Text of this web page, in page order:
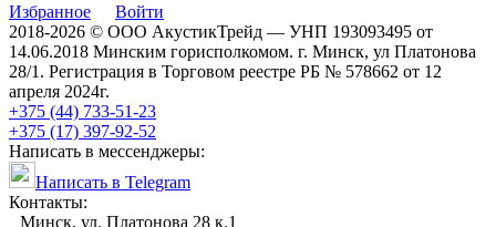
Избранное
Войти
2018-2026 © ООО АкустикТрейд — УНП 193093495 от
14.06.2018 Минским горисполкомом. г. Минск, ул Платонова
28/1. Регистрация в Торговом реестре РБ № 578662 от 12
апреля 2024г.
+375 (44) 733-51-23
+375 (17) 397-92-52
Написать в мессенджеры:
Написать в Telegram
Контакты:
Минск, ул. Платонова 28 к.1